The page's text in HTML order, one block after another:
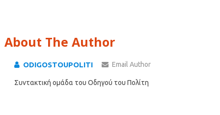
About The Author
ODIGOSTOUPOLITI Email Author
Συντακτική ομάδα του Οδηγού του Πολίτη